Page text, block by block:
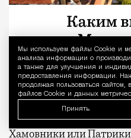
Мы используем файлы Сookie и
анализа информации о
а также для улучшения и
предоставления информации.
продолжая пользоваться сайтом,
файлов Cookie и данных
Принять
Хамовники или Патрики